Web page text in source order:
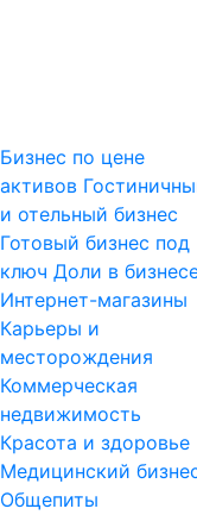
Бизнес по цене
активов
и отельный бизнес
Готовый бизнес под
ключДоли в
Интернет-магазины
Карьеры и
месторождения
Коммерческая
недвижимость
Красота и здоровье
Медицинский
Общепиты